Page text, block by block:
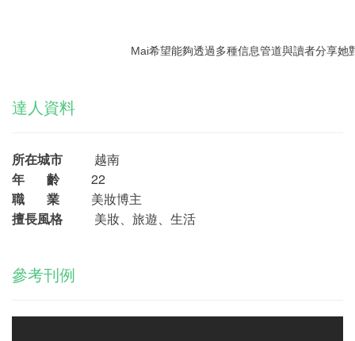
Mai希望能夠透過多種信息管道與讀者分享她
達人資料
所在城市 越南
年 齡22
職 業 美妝博主
擅長風格 美妝、旅遊、生活
參考刊例